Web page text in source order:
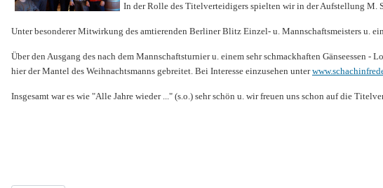
In der Rolle des Titelverteidigers spielten wir in der Aufstellung
Unter besonderer Mitwirkung des amtierenden Berliner Blitz Einzel- u. Mannschaftsmeisters u.
Über den Ausgang des nach dem Mannschaftsturnier u. einem sehr schmackhaften
hier der Mantel des Weihnachtsmanns gebreitet. Bei Interesse einzusehen unter
Insgesamt war es wie "Alle Jahre wieder ..." (s.o.) sehr schön u. wir freuen uns schon auf die